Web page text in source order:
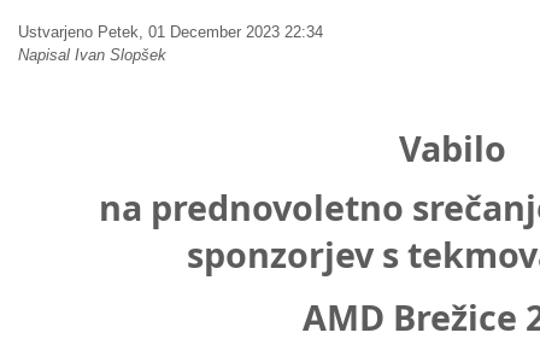
Ustvarjeno Petek, 01 December 2023 22:34
Napisal Ivan Slopšek
Vabilo
na prednovoletno
sponzorjev s
AMD Brežice